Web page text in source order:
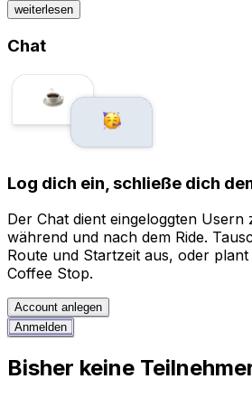
weiterlesen
Chat
Log dich ein, schließe dich
Der Chat dient eingeloggten
während und nach dem Ride.
Route und Startzeit aus, oder
Coffee Stop.
Account anlegen
Anmelden
Bisher keine